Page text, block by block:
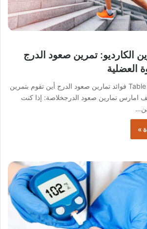
الكارديو: تمرين صعود الدرج
العضلية
Table Of Contents فوائد تمارين صعود الدرج أين تقوم بتمرين
امارس تمارين صعود الدرجخلاصة: إذا كنت
»